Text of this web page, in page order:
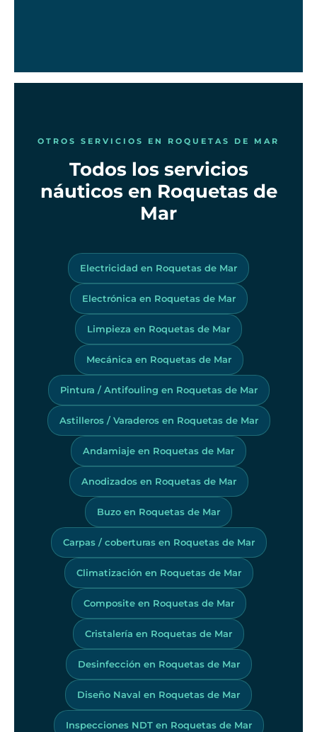
OTROS SERVICIOS EN ROQUETAS DE MAR
Todos los servicios
náuticos en Roquetas de
Mar
Electricidad en Roquetas de Mar
Electrónica en Roquetas de Mar
Limpieza en Roquetas de Mar
Mecánica en Roquetas de Mar
Pintura / Antifouling en Roquetas de Mar
Astilleros / Varaderos en Roquetas de Mar
Andamiaje en Roquetas de Mar
Anodizados en Roquetas de Mar
Buzo en Roquetas de Mar
Carpas / coberturas en Roquetas de Mar
Climatización en Roquetas de Mar
Composite en Roquetas de Mar
Cristalería en Roquetas de Mar
Desinfección en Roquetas de Mar
Diseño Naval en Roquetas de Mar
Inspecciones NDT en Roquetas de Mar